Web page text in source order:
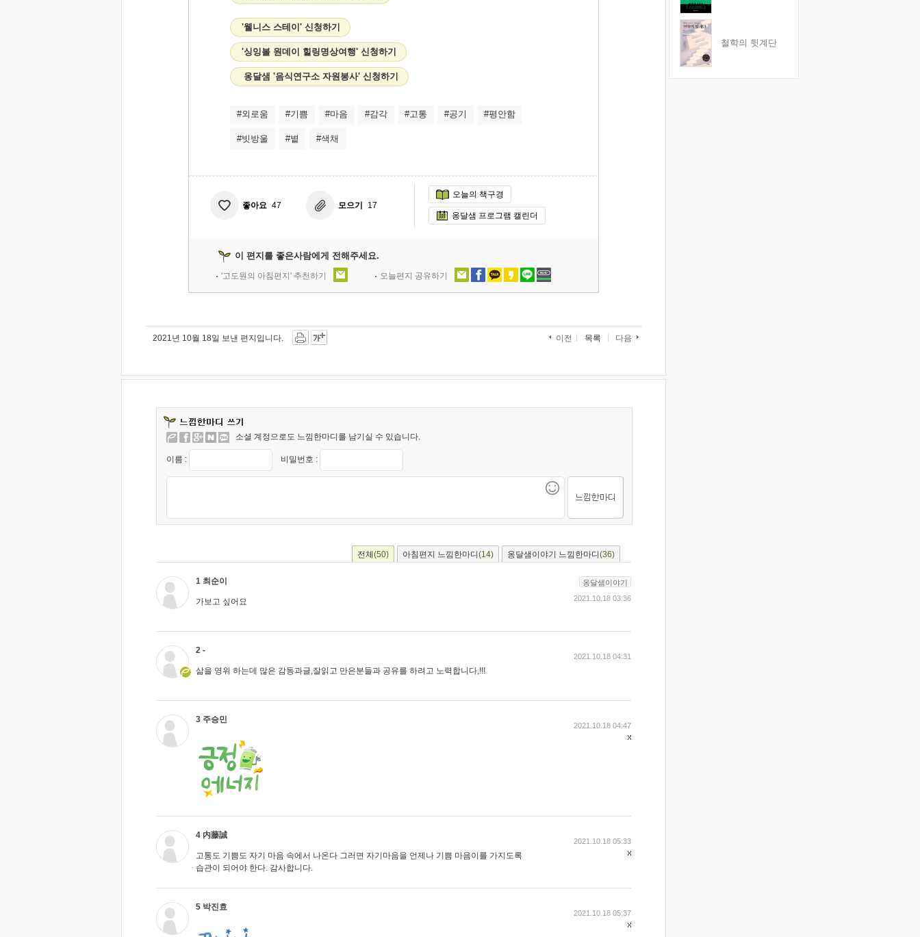
'웰니스 스테이' 신청하기
'싱잉볼 원데이 힐링명상여행' 신청하기
옹달샘 '음식연구소 자원봉사' 신청하기
#외로움 #기쁨 #마음 #감각 #고통 #공기 #평안함
#빗방울 #볕 #색채
좋아요 47 모으기 17
오늘의 책구경
옹달샘 프로그램 캘린더
이 편지를 좋은사람에게 전해주세요.
'고도원의 아침편지' 추천하기 오늘편지 공유하기
2021년 10월 18일 보낸 편지입니다. 이전 목록 다음
소셜 계정으로도 느낌한마디를 남기실 수 있습니다.
이름 : 비밀번호 :
전체 (50) 아침편지 느낌한마디 (14) 옹달샘이야기 느낌한마디 (36)
1 최순이
가보고 싶어요
옹달샘이야기
2021.10.18 03:36
2 -
삶을 영위 하는데 많은 감동과글,잘읽고 만은분들과 공유를 하려고 노력합니다,!!!
2021.10.18 04:31
3 주승민
2021.10.18 04:47
4 内藤誠
고통도 기쁨도 자기 마음 속에서 나온다 그러면 자기마음을 언제나 기쁨 마음이를 가지도록
습관이 되어야 한다. 감사합니다.
2021.10.18 05:33
5 박진효
2021.10.18 05:37
철학의 뒷계단